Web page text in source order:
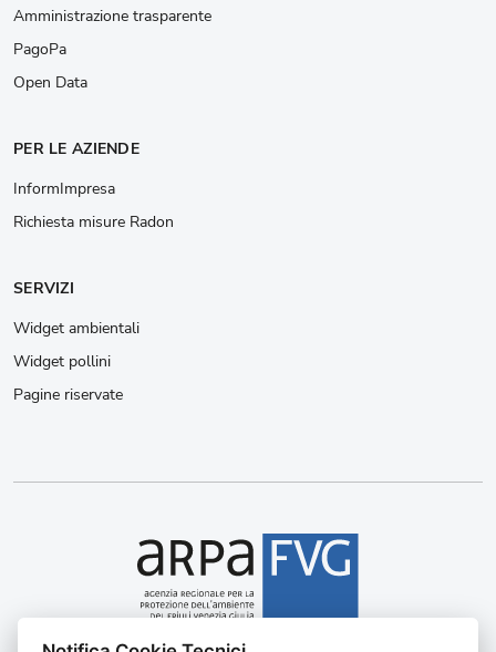
Amministrazione trasparente
PagoPa
Open Data
PER LE AZIENDE
InformImpresa
Richiesta misure Radon
SERVIZI
Widget ambientali
Widget pollini
Pagine riservate